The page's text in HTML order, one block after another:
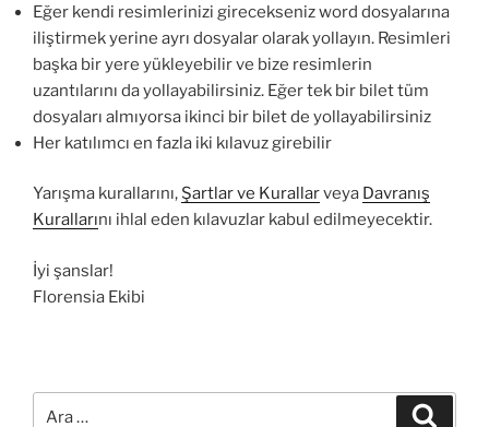
Eğer kendi resimlerinizi girecekseniz word dosyalarına
iliştirmek yerine ayrı dosyalar olarak yollayın. Resimleri
başka bir yere yükleyebilir ve bize resimlerin
uzantılarını da yollayabilirsiniz. Eğer tek bir bilet tüm
dosyaları almıyorsa ikinci bir bilet de yollayabilirsiniz
Her katılımcı en fazla iki kılavuz girebilir
Yarışma kurallarını, Şartlar ve Kurallarveya Davranış
Kurallarını ihlal eden kılavuzlar kabul edilmeyecektir.
İyi şanslar!
Florensia Ekibi